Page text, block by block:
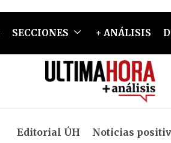
SECCIONES + ANÁLISIS
Editorial ÚH Noticias